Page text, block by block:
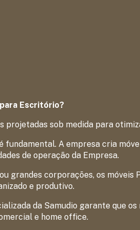
Escritório?
projetadas sob medida para
fundamental. A empresa cria
de operação da Empresa.
grandes corporações, os
e produtivo.
da Samudio garante que
e home office.